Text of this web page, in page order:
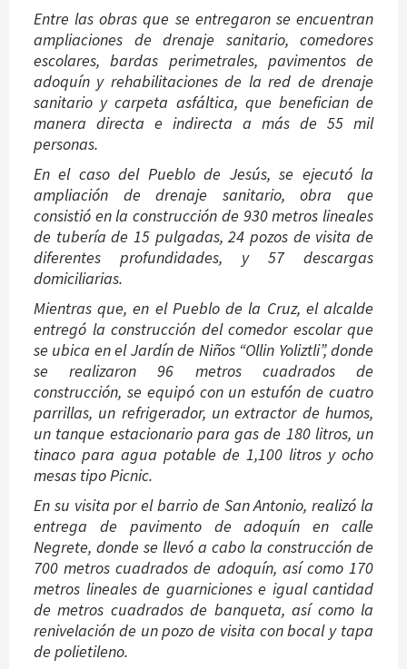
Entre las obras que se entregaron se encuentran
ampliaciones de drenaje sanitario, comedores
escolares, bardas perimetrales, pavimentos de
adoquín y rehabilitaciones de la red de drenaje
sanitario y carpeta asfáltica, que benefician de
manera directa e indirecta a más de 55 mil
personas.
En el caso del Pueblo de Jesús, se ejecutó la
ampliación de drenaje sanitario, obra que
consistió en la construcción de 930 metros lineales
de tubería de 15 pulgadas, 24 pozos de visita de
diferentes profundidades, y 57 descargas
domiciliarias.
Mientras que, en el Pueblo de la Cruz, el alcalde
entregó la construcción del comedor escolar que
se ubica en el Jardín de Niños “Ollin Yoliztli”, donde
se realizaron 96 metros cuadrados de
construcción, se equipó con un estufón de cuatro
parrillas, un refrigerador, un extractor de humos,
un tanque estacionario para gas de 180 litros, un
tinaco para agua potable de 1,100 litros y ocho
mesas tipo Picnic.
En su visita por el barrio de San Antonio, realizó la
entrega de pavimento de adoquín en calle
Negrete, donde se llevó a cabo la construcción de
700 metros cuadrados de adoquín, así como 170
metros lineales de guarniciones e igual cantidad
de metros cuadrados de banqueta, así como la
renivelación de un pozo de visita con bocal y tapa
de polietileno.